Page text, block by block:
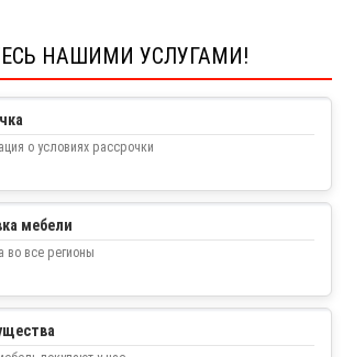
НАШИМИ УСЛУГАМИ!
о условиях рассрочки
мебели
во все регионы